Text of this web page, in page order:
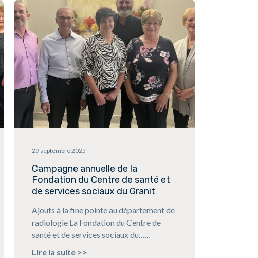
29 septembre 2025
Campagne annuelle de la
Fondation du Centre de santé et
de services sociaux du Granit
Ajouts à la fine pointe au département de
radiologie La Fondation du Centre de
santé et de services sociaux du…...
Lire la suite >>